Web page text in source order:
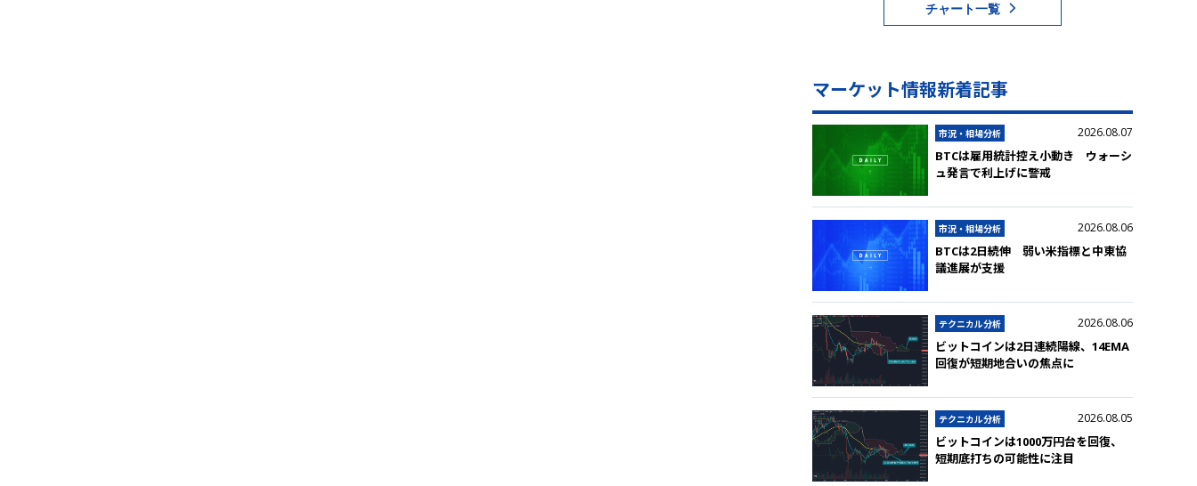
チャート一覧
マーケット情報新着記事
市況・相場分析 2026.08.07
BTCは雇用統計控え小動き ウォーシ
ュ発言で利上げに警戒
市況・相場分析 2026.08.06
BTCは2日続伸 弱い米指標と中東協
議進展が支援
テクニカル分析 2026.08.06
ビットコインは2日連続陽線、14EMA
回復が短期地合いの焦点に
テクニカル分析 2026.08.05
ビットコインは1000万円台を回復、
短期底打ちの可能性に注目